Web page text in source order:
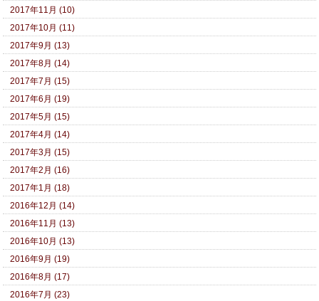
2017年11月 (10)
2017年10月 (11)
2017年9月 (13)
2017年8月 (14)
2017年7月 (15)
2017年6月 (19)
2017年5月 (15)
2017年4月 (14)
2017年3月 (15)
2017年2月 (16)
2017年1月 (18)
2016年12月 (14)
2016年11月 (13)
2016年10月 (13)
2016年9月 (19)
2016年8月 (17)
2016年7月 (23)